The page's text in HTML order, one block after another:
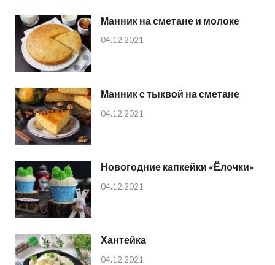
Манник на сметане и молоке
04.12.2021
Манник с тыквой на сметане
04.12.2021
Новогодние капкейки «Ёлочки»
04.12.2021
Хантейка
04.12.2021